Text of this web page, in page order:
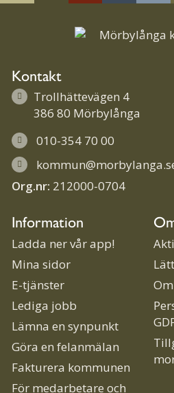
Kontakt
Trollhättevägen 4
386 80 Mörbylånga
010-354 70 00
Org.nr: 212000-0704
Information
Ladda ner vår app!
Mina sidor
E-tjänster
Lediga jobb
Lämna en synpunkt
Göra en felanmälan
Fakturera kommunen
För medarbetare och